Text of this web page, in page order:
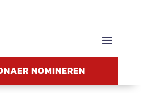
NOMINEREN